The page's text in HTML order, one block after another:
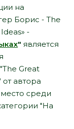
на
Борис - The
-
" является
Great
автора
среди
"На